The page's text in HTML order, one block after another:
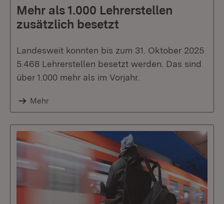
Mehr als 1.000 Lehrerstellen
zusätzlich besetzt
Landesweit konnten bis zum 31. Oktober 2025
5.468 Lehrerstellen besetzt werden. Das sind
über 1.000 mehr als im Vorjahr.
Mehr